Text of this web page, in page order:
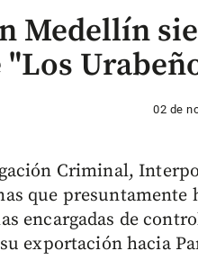
Medellín
02 de
Criminal,
que
encargadas de
exportación hacia